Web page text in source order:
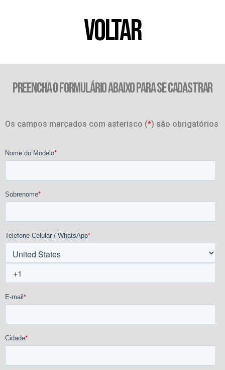
VOLTAR
PREENCHA O FORMULÁRIO ABAIXO PARA SE CADASTRAR
Os campos marcados com asterisco (*) são obrigatórios